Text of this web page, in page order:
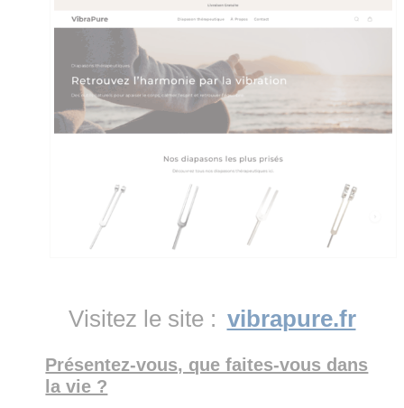
Visitez le site : vibrapure.fr
Présentez-vous, que faites-vous dans
la vie ?